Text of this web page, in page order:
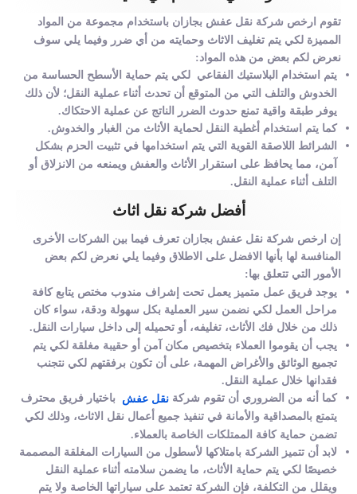
تقوم ارخص شركة نقل عفش بجازان باستخدام مجموعة من المواد
المميزة لكي يتم تغليف الاثاث وحمايته من أي ضرر وفيما يلي سوف
نعرض لكم بعض من هذه المواد:
يتم استخدام البلاستيك الفقاعي لكي يتم حماية الأسطح الحساسة من
الخدوش والتلف التي من المتوقع أن تحدث أثناء عملية النقل؛ لأن ذلك
يوفر طبقة واقية تمنع حدوث الضرر الناتج عن عملية الاحتكاك.
كما يتم استخدام أغطية النقل لحماية الأثاث من الغبار والخدوش.
الشرائط اللاصقة القوية التي يتم استخدامها في تثبيت الحزم بشكل
آمن، مما يحافظ على استقرار الأثاث والعفش ويمنعه من الانزلاق أو
التلف أثناء عملية النقل.
أفضل شركة نقل اثاث
إن ارخص شركة نقل عفش بجازان تعرف فيما بين الشركات الأخرى
المنافسة لها بأنها الافضل على الاطلاق وفيما يلي نعرض لكم بعض
الأمور التي تتعلق بها:
يوجد فريق عمل متميز يعمل تحت إشراف مندوب مختص يتابع كافة
مراحل العمل لكي نضمن سير العملية بكل سهولة ودقة، سواء كان
ذلك من خلال فك الأثاث، تغليفه، أو تحميله إلى داخل سيارات النقل.
يجب أن يقوموا العملاء بتخصيص مكان آمن أو حقيبة مغلقة لكي يتم
تجميع الوثائق والأغراض المهمة، على أن تكون برفقتهم لكي نتجنب
فقدانها خلال عملية النقل.
كما أنه من الضروري أن تقوم شركة نقل عفش باختيار فريق محترف
يتمتع بالمصداقية والأمانة في تنفيذ جميع أعمال نقل الاثاث، وذلك لكي
تضمن حماية كافة الممتلكات الخاصة بالعملاء.
لابد أن تتميز الشركة بامتلاكها لأسطول من السيارات المغلقة المصممة
خصيصًا لكي يتم حماية الأثاث، ما يضمن سلامته أثناء عملية النقل
ويقلل من التكلفة، فإن الشركة تعتمد على سياراتها الخاصة ولا يتم